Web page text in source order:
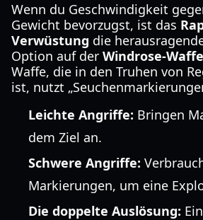
Wenn du Geschwindigkeit
Gewicht bevorzugst, ist das
Verwüstung die
Option auf der Windrose-
Waffe, die in den Truhen von
ist, nutzt
Leichte Angriffe: Bringen
dem Ziel an.
Schwere Angriffe:
Markierungen, um eine
Die doppelte Auslösung: